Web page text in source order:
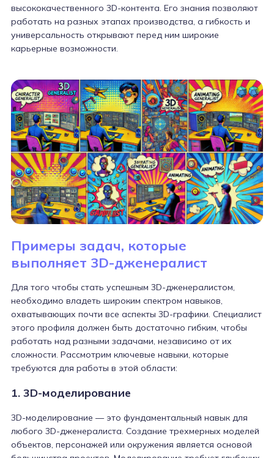
высококачественного 3D-контента. Его знания позволяют
работать на разных этапах производства, а гибкость и
универсальность открывают перед ним широкие
карьерные возможности.
Примеры задач, которые
выполняет 3D-дженералист
Для того чтобы стать успешным 3D-дженералистом,
необходимо владеть широким спектром навыков,
охватывающих почти все аспекты 3D-графики. Специалист
этого профиля должен быть достаточно гибким, чтобы
работать над разными задачами, независимо от их
сложности. Рассмотрим ключевые навыки, которые
требуются для работы в этой области:
1. 3D-моделирование
3D-моделирование — это фундаментальный навык для
любого 3D-дженералиста. Создание трехмерных моделей
объектов, персонажей или окружения является основой